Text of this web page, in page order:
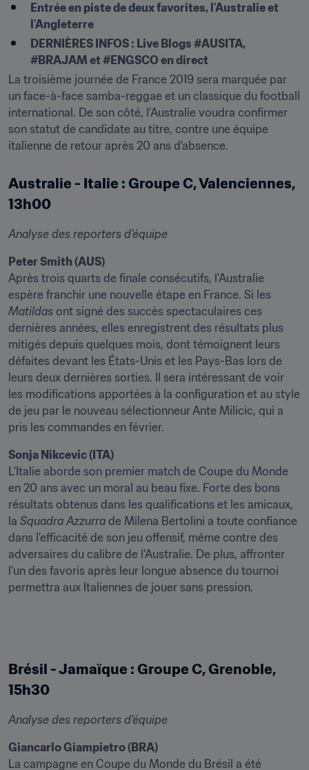
Entrée en piste de deux favorites, l'Australie et
l'Angleterre
DERNIÈRES INFOS : Live Blogs #AUSITA,
#BRAJAM et #ENGSCO en direct
La troisième journée de France 2019 sera marquée par
un face-à-face samba-reggae et un classique du football
international. De son côté, l'Australie voudra confirmer
son statut de candidate au titre, contre une équipe
italienne de retour après 20 ans d'absence.
Australie - Italie : Groupe C, Valenciennes,
13h00
Analyse des reporters d'équipe
Peter Smith (AUS)
Après trois quarts de finale consécutifs, l'Australie
Matildas ont signé des succès spectaculaires ces
dernières années, elles enregistrent des résultats plus
mitigés depuis quelques mois, dont témoignent leurs
défaites devant les États-Unis et les Pays-Bas lors de
leurs deux dernières sorties. Il sera intéressant de voir
les modifications apportées à la configuration et au style
de jeu par le nouveau sélectionneur Ante Milicic, qui a
pris les commandes en février.
Sonja Nikcevic (ITA)
L'Italie aborde son premier match de Coupe du Monde
en 20 ans avec un moral au beau fixe. Forte des bons
résultats obtenus dans les qualifications et les amicaux,
la Squadra Azzurra de Milena Bertolini a toute confiance
dans l'efficacité de son jeu offensif, même contre des
adversaires du calibre de l'Australie. De plus, affronter
l'un des favoris après leur longue absence du tournoi
permettra aux Italiennes de jouer sans pression.
Brésil - Jamaïque : Groupe C, Grenoble,
15h30
Analyse des reporters d'équipe
Giancarlo Giampietro (BRA)
La campagne en Coupe du Monde du Brésil a été